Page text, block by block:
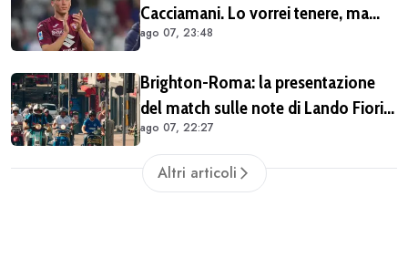
Cacciamani. Lo vorrei tenere, ma
vediamo"
ago 07, 23:48
Brighton-Roma: la presentazione
del match sulle note di Lando Fiorini
(VIDEO)
ago 07, 22:27
Altri articoli